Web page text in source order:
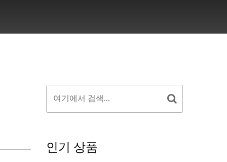
인기 상품